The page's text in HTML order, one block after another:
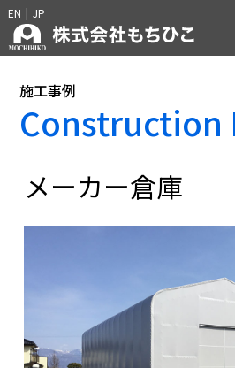
EN | JP
施工事例
Construction
メーカー倉庫